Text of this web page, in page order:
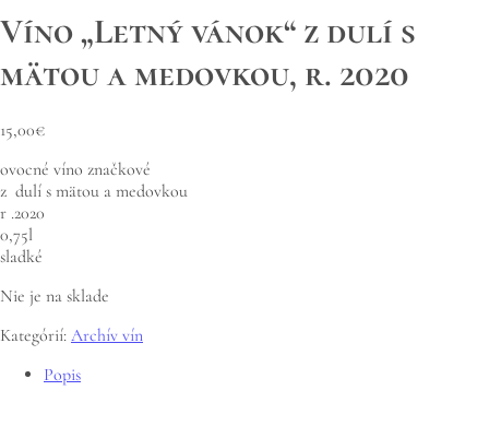
Víno „Letný vánok“ z dulí s
mätou a medovkou, r. 2020
15,00€
ovocné víno značkové
z dulí s mätou a medovkou
r .2020
0,75l
sladké
Nie je na sklade
Kategórií: Archív vín
Popis